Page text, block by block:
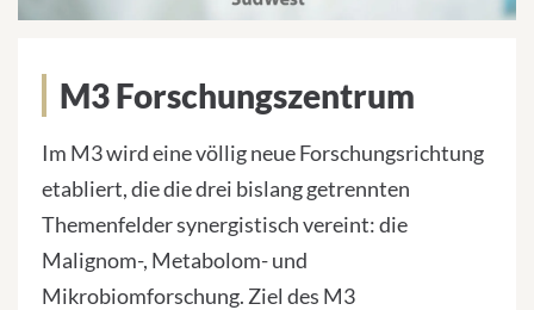
M3 Forschungszentrum
Im M3 wird eine völlig neue Forschungsrichtung
etabliert, die die drei bislang getrennten
Themenfelder synergistisch vereint: die
Malignom-, Metabolom- und
Mikrobiomforschung. Ziel des M3